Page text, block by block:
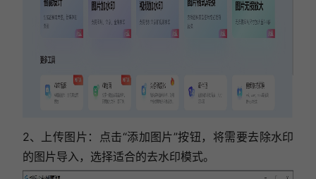
2、上传图片：点击“添加图片”按钮，将需要去除水印
的图片导入， 选择适合的去水印模式。